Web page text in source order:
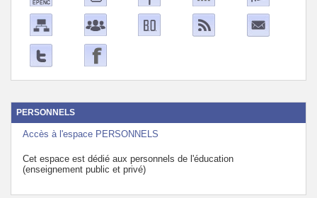
PERSONNELS
Accès à l'espace PERSONNELS
Cet espace est dédié aux personnels de l'éducation
(enseignement public et privé)